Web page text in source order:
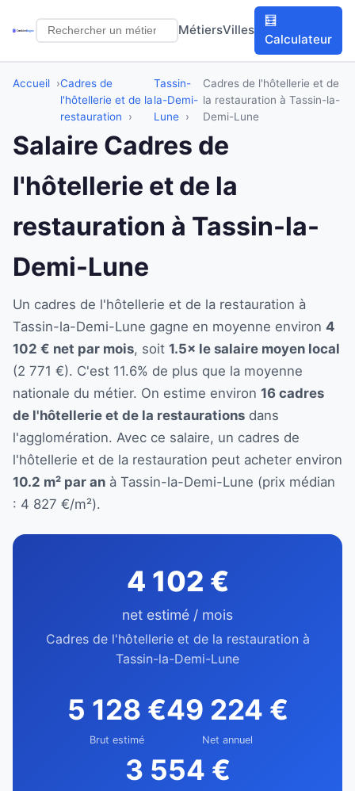
MétiersVilles
🧮
Calculateur
Accueil
Cadres de
l'hôtellerie et de la
restauration
Tassin-
la-Demi-
Lune
Cadres de l'hôtellerie et de
la restauration à Tassin-la-
Demi-Lune
Salaire Cadres de
l'hôtellerie et de la
restauration à Tassin-la-
Demi-Lune
Un cadres de l'hôtellerie et de la restauration à
Tassin-la-Demi-Lune gagne en moyenne environ 4
102 € net par mois, soit 1.5× le salaire moyen local
(2 771 €). C'est 11.6% de plus que la moyenne
nationale du métier. On estime environ 16 cadres
de l'hôtellerie et de la restaurations dans
l'agglomération. Avec ce salaire, un cadres de
l'hôtellerie et de la restauration peut acheter environ
10.2 m² par an à Tassin-la-Demi-Lune (prix médian
: 4 827 €/m²).
4 102 €
net estimé / mois
Cadres de l'hôtellerie et de la restauration à
Tassin-la-Demi-Lune
5 128 €
Brut estimé
49 224 €
Net annuel
3 554 €